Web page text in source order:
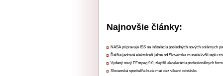
Najnovšie články:
NASA pripravuje ISS na inštaláciu posledných nových solárnych
Ďalšia jadrová elektráreň južne od Slovenska musela kvôli teplu
Vydaný nový FFmpeg 9.0, zlepšil akceleráciu profesionálnych
Slovenská sporiteľňa bude mať cez víkend odstávku